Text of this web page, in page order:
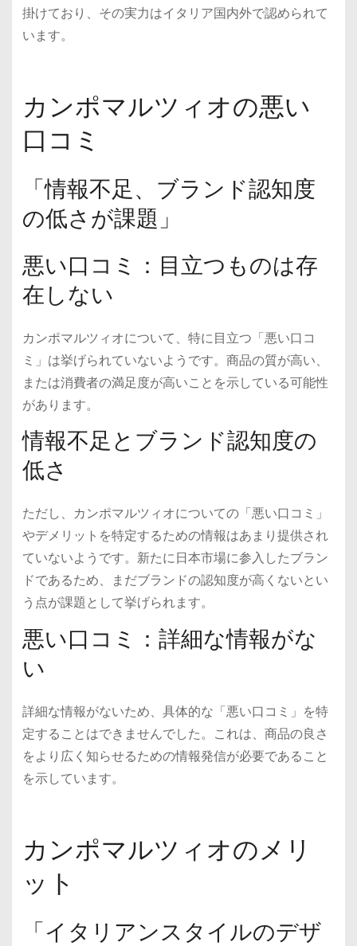
掛けており、その実力はイタリア国内外で認められて
います。
カンポマルツィオの悪い
口コミ
「情報不足、ブランド認知度
の低さが課題」
悪い口コミ：目立つものは存
在しない
カンポマルツィオについて、特に目立つ「悪い口コ
ミ」は挙げられていないようです。商品の質が高い、
または消費者の満足度が高いことを示している可能性
があります。
情報不足とブランド認知度の
低さ
ただし、カンポマルツィオについての「悪い口コミ」
やデメリットを特定するための情報はあまり提供され
ていないようです。新たに日本市場に参入したブラン
ドであるため、まだブランドの認知度が高くないとい
う点が課題として挙げられます。
悪い口コミ：詳細な情報がな
い
詳細な情報がないため、具体的な「悪い口コミ」を特
定することはできませんでした。これは、商品の良さ
をより広く知らせるための情報発信が必要であること
を示しています。
カンポマルツィオのメリ
ット
「イタリアンスタイルのデザ